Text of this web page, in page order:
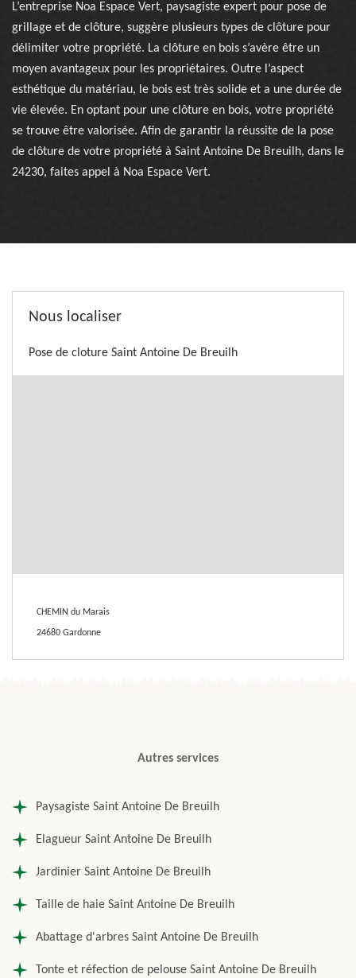
L’entreprise Noa Espace Vert, paysagiste expert pour pose de
grillage et de clôture, suggère plusieurs types de clôture pour
délimiter votre propriété. La clôture en bois s’avère être un
moyen avantageux pour les propriétaires. Outre l’aspect
esthétique du matériau, le bois est très solide et a une durée de
vie élevée. En optant pour une clôture en bois, votre propriété
se trouve être valorisée. Afin de garantir la réussite de la pose
de clôture de votre propriété à Saint Antoine De Breuilh, dans le
24230, faites appel à Noa Espace Vert.
Nous localiser
Pose de cloture Saint Antoine De Breuilh
CHEMIN du Marais
24680 Gardonne
Autres services
Paysagiste Saint Antoine De Breuilh
Elagueur Saint Antoine De Breuilh
Jardinier Saint Antoine De Breuilh
Taille de haie Saint Antoine De Breuilh
Abattage d'arbres Saint Antoine De Breuilh
Tonte et réfection de pelouse Saint Antoine De Breuilh